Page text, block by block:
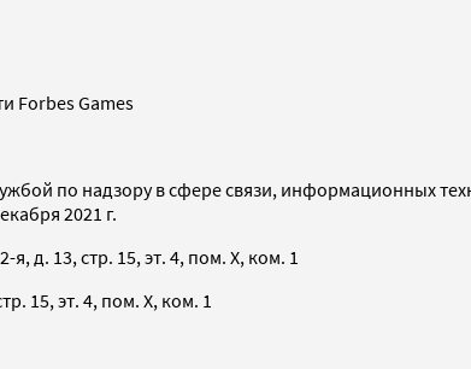
Forbes Games
по надзору в сфере связи, информационных
2021 г.
д. 13, стр. 15, эт. 4, пом. X, ком. 1
15, эт. 4, пом. X, ком. 1